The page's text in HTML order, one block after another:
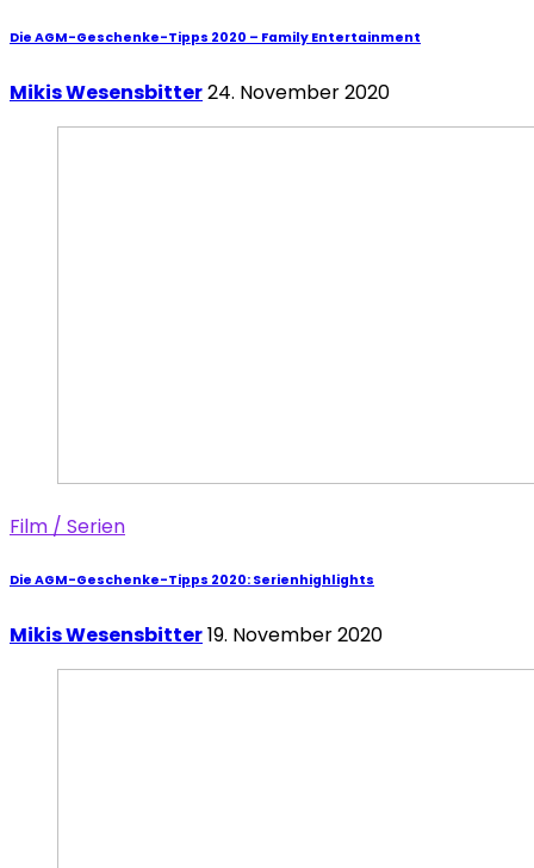
Die AGM-Geschenke-Tipps 2020 – Family Entertainment
Mikis Wesensbitter24. November 2020
Film / Serien
Die AGM-Geschenke-Tipps 2020: Serienhighlights
Mikis Wesensbitter19. November 2020